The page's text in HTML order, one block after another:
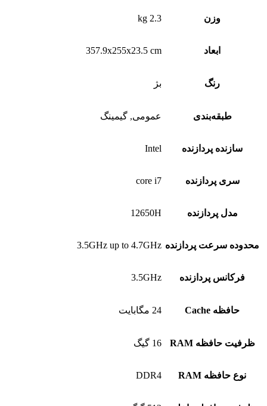
وزن 2.3 kg
ابعاد 357.9x255x23.5 cm
رنگ بژ
طبقه‌بندی عمومی, گیمینگ
سازنده پردازنده Intel
سری پردازنده core i7
مدل پردازنده 12650H
محدوده سرعت پردازنده 3.5GHz up to 4.7GHz
فرکانس پردازنده 3.5GHz
حافظه Cache 24 مگابایت
ظرفیت حافظه RAM 16 گیگ
نوع حافظه RAM DDR4